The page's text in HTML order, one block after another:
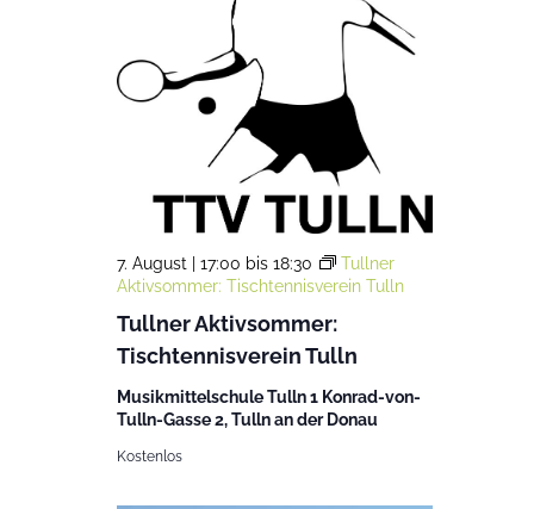
Tullner Aktivsommer:
Tischtennisverein Tulln
7. August | 17:00 bis 18:30
Tullner
Aktivsommer: Tischtennisverein Tulln
Musikmittelschule Tulln 1 Konrad-von-
Tulln-Gasse 2, Tulln an der Donau
Kostenlos